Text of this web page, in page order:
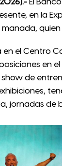
El
en la
manada,
en el Centro
en
de
jornadas de